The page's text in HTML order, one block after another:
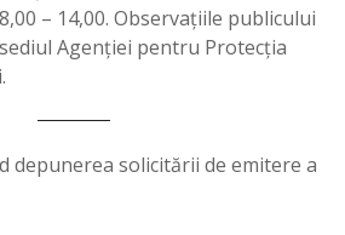
– 14,00. Observaţiile publicului
Agenţiei pentru Protecţia
depunerea solicitării de emitere a